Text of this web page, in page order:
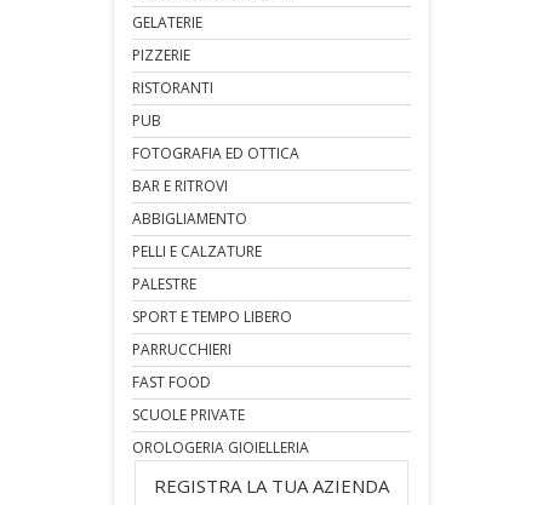
GELATERIE
PIZZERIE
RISTORANTI
PUB
FOTOGRAFIA ED OTTICA
BAR E RITROVI
ABBIGLIAMENTO
PELLI E CALZATURE
PALESTRE
SPORT E TEMPO LIBERO
PARRUCCHIERI
FAST FOOD
SCUOLE PRIVATE
OROLOGERIA GIOIELLERIA
REGISTRA LA TUA AZIENDA